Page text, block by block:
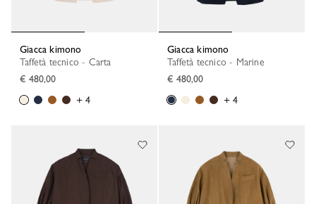
Giacca kimono
Taffetà tecnico - Carta
€ 480,00
+ 4
Giacca kimono
Taffetà tecnico - Marine
€ 480,00
+ 4